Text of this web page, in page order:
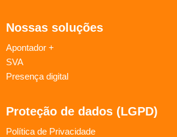
Nossas soluções
Apontador +
SVA
Presença digital
Proteção de dados (LGPD)
Política de Privacidade